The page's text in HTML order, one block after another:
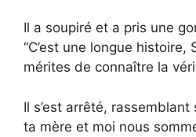
Il a soupiré et a pris une
“C’est une longue histoire,
mérites de connaître la
Il s’est arrêté, rassemblant
ta mère et moi nous